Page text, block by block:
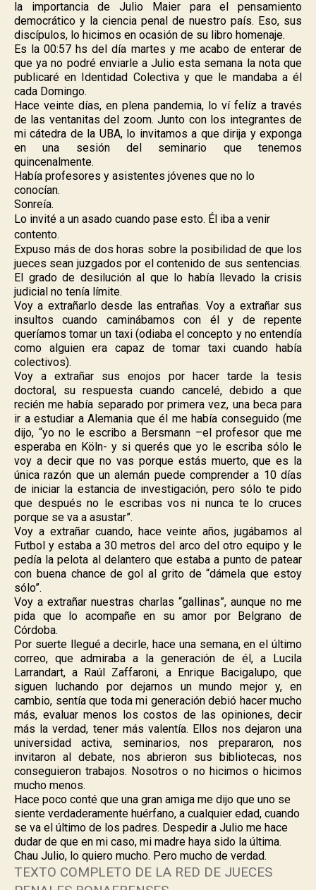
la importancia de Julio Maier para el pensamiento
democrático y la ciencia penal de nuestro país. Eso, sus
discípulos, lo hicimos en ocasión de su libro homenaje.
Es la 00:57 hs del día martes y me acabo de enterar de
que ya no podré enviarle a Julio esta semana la nota que
publicaré en Identidad Colectiva y que le mandaba a él
cada Domingo.
Hace veinte días, en plena pandemia, lo ví felíz a través
de las ventanitas del zoom. Junto con los integrantes de
mi cátedra de la UBA, lo invitamos a que dirija y exponga
en una sesión del seminario que tenemos
quincenalmente.
Había profesores y asistentes jóvenes que no lo
conocían.
Sonreía.
Lo invité a un asado cuando pase esto. Él iba a venir
contento.
Expuso más de dos horas sobre la posibilidad de que los
jueces sean juzgados por el contenido de sus sentencias.
El grado de desilución al que lo había llevado la crisis
judicial no tenía límite.
Voy a extrañarlo desde las entrañas. Voy a extrañar sus
insultos cuando caminábamos con él y de repente
queríamos tomar un taxi (odiaba el concepto y no entendía
como alguien era capaz de tomar taxi cuando había
colectivos).
Voy a extrañar sus enojos por hacer tarde la tesis
doctoral, su respuesta cuando cancelé, debido a que
recién me había separado por primera vez, una beca para
ir a estudiar a Alemania que él me había conseguido (me
dijo, “yo no le escribo a Bersmann –el profesor que me
esperaba en Köln- y si querés que yo le escriba sólo le
voy a decir que no vas porque estás muerto, que es la
única razón que un alemán puede comprender a 10 días
de iniciar la estancia de investigación, pero sólo te pido
que después no le escribas vos ni nunca te lo cruces
porque se va a asustar”.
Voy a extrañar cuando, hace veinte años, jugábamos al
Futbol y estaba a 30 metros del arco del otro equipo y le
pedía la pelota al delantero que estaba a punto de patear
con buena chance de gol al grito de “dámela que estoy
sólo”.
Voy a extrañar nuestras charlas “gallinas”, aunque no me
pida que lo acompañe en su amor por Belgrano de
Córdoba.
Por suerte llegué a decirle, hace una semana, en el último
correo, que admiraba a la generación de él, a Lucila
Larrandart, a Raúl Zaffaroni, a Enrique Bacigalupo, que
siguen luchando por dejarnos un mundo mejor y, en
cambio, sentía que toda mi generación debió hacer mucho
más, evaluar menos los costos de las opiniones, decir
más la verdad, tener más valentía. Ellos nos dejaron una
universidad activa, seminarios, nos prepararon, nos
invitaron al debate, nos abrieron sus bibliotecas, nos
conseguieron trabajos. Nosotros o no hicimos o hicimos
mucho menos.
Hace poco conté que una gran amiga me dijo que uno se
siente verdaderamente huérfano, a cualquier edad, cuando
se va el último de los padres. Despedir a Julio me hace
dudar de que en mi caso, mi madre haya sido la última.
Chau Julio, lo quiero mucho. Pero mucho de verdad.
TEXTO COMPLETO DE LA RED DE JUECES